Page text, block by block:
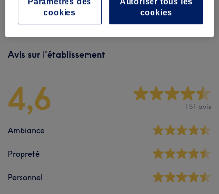
Femme - Épilation Au Fil à partir de 4 €
Avis sur l'établissement
4,6 151 avis
Ambiance
Propreté
Personnel
cookies
cookies